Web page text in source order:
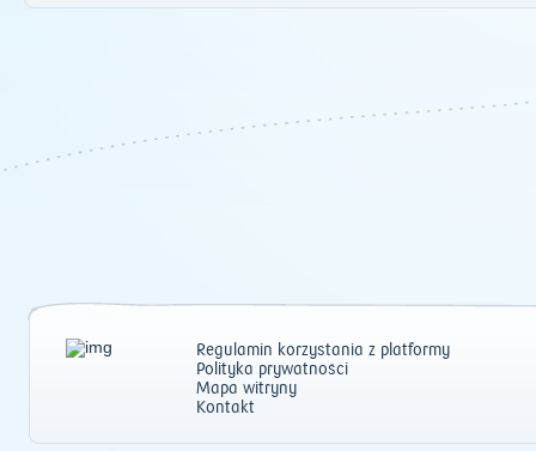
2011| 2012|
Regulamin korzystania z platformy
Polityka prywatności
Mapa witryny
Kontakt